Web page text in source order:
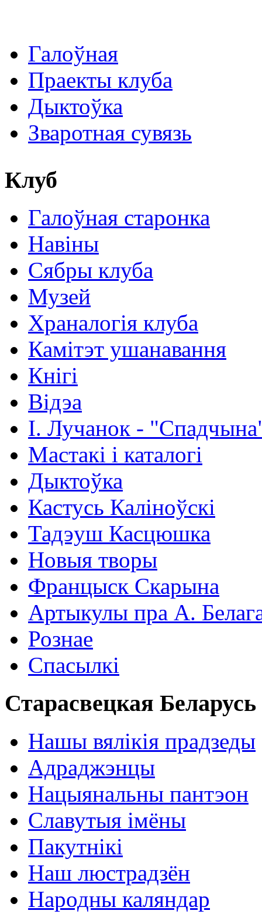
Галоўная
Праекты клуба
Дыктоўка
Зваротная сувязь
Клуб
Галоўная старонка
Навіны
Сябры клуба
Музей
Храналогія клуба
Камітэт ушанавання
Кнігі
Відэа
І. Лучанок -
Мастакі i каталогi
Дыктоўка
Кастусь Каліноўскі
Тадэуш Касцюшка
Новыя творы
Францыск Скарына
Артыкулы пра А.
Рознае
Спасылкі
Старасвецкая Беларусь
Нашы вялікія прадзеды
Адраджэнцы
Нацыянальны пантэон
Славутыя імёны
Пакутнікі
Наш люстрадзён
Народны каляндар